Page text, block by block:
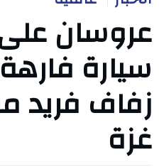
عروسان
سيارة
زفاف فريد
غزة